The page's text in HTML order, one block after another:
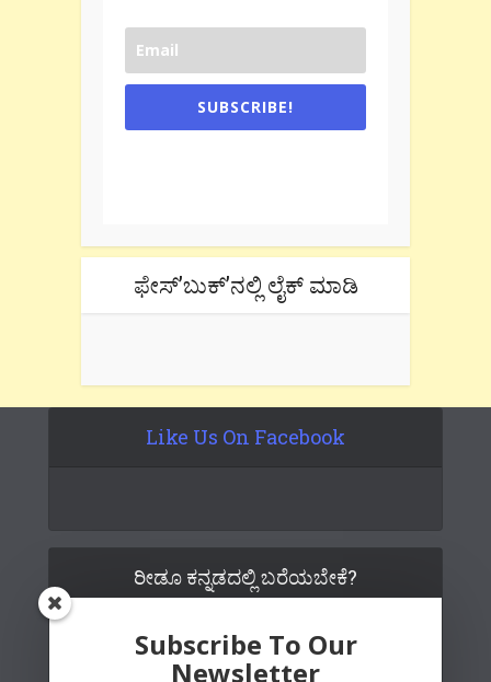
SUBSCRIBE!
ಫೇಸ್’ಬುಕ್’ನಲ್ಲಿ ಲೈಕ್ ಮಾಡಿ
Like Us On Facebook
ರೀಡೂ ಕನ್ನಡದಲ್ಲಿ ಬರೆಯಬೇಕೆ?
Subscribe To Our
Newsletter